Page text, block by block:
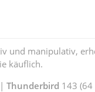
und manipulativ,
käuflich.
Thunderbird 143